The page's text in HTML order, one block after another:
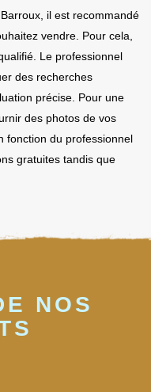
il est recommandé
vendre. Pour cela,
Le professionnel
des recherches
précise. Pour une
des photos de vos
fonction du professionnel
gratuites tandis que
NOS